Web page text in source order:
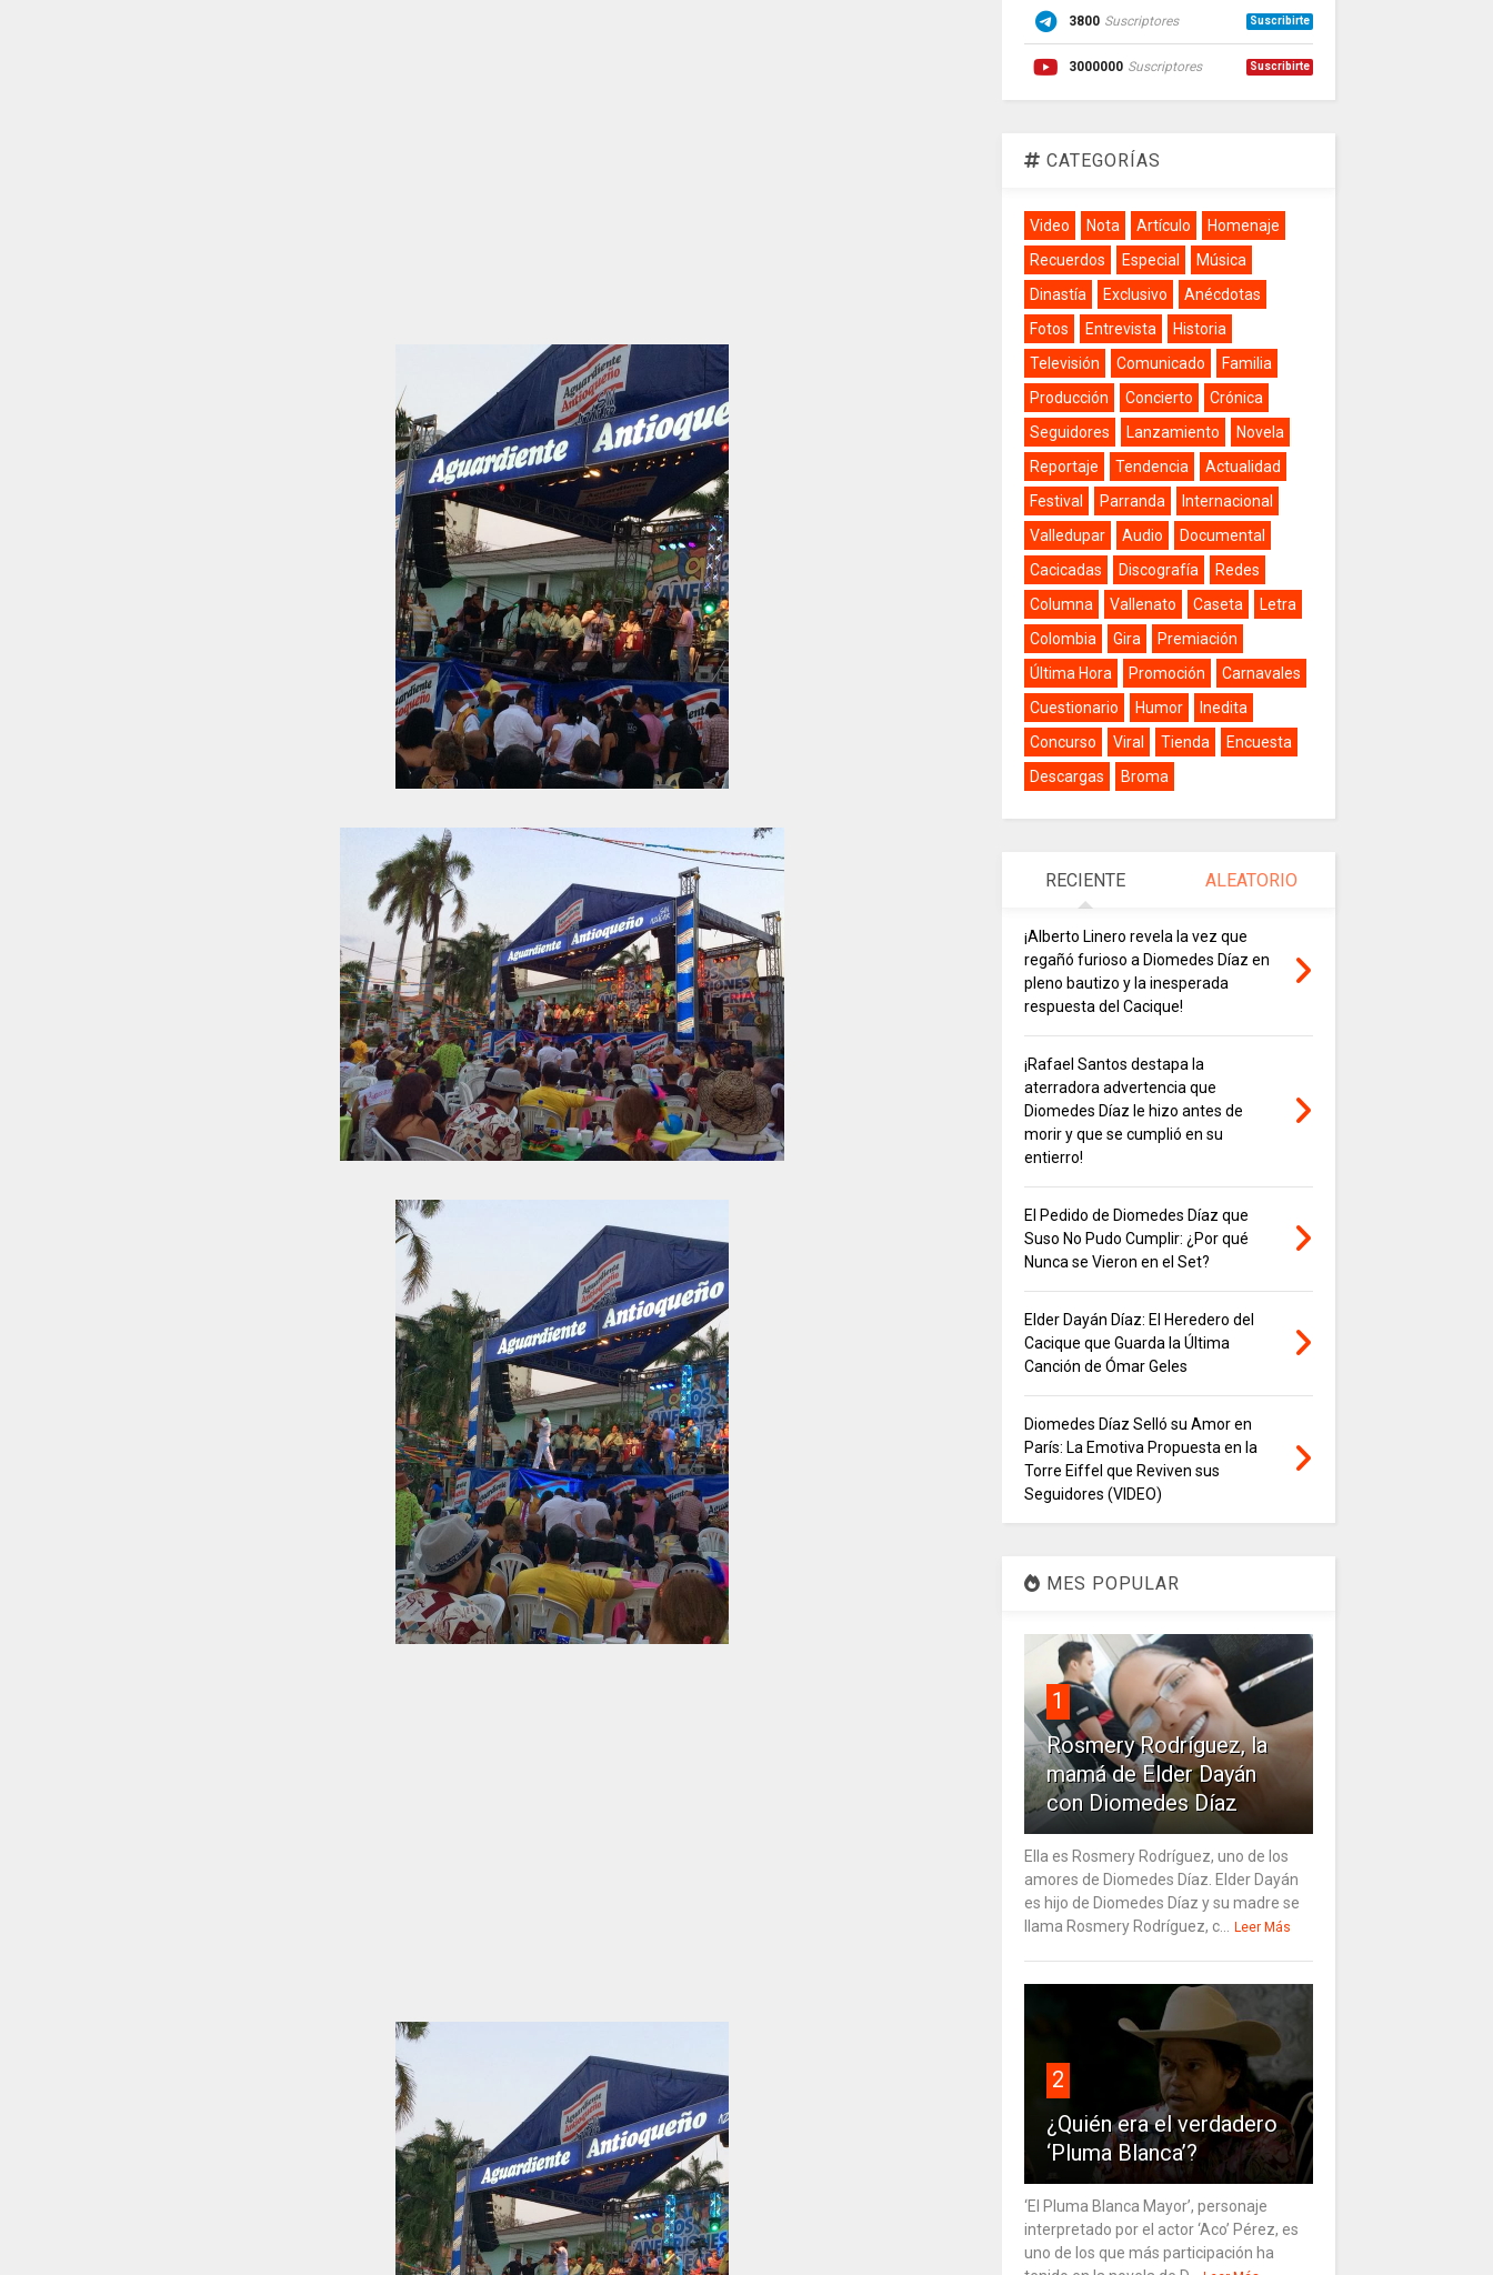
3800 Suscriptores Suscribirte
3000000 Suscriptores Suscribirte
CATEGORÍAS
Video Nota Artículo
Homenaje
Recuerdos
Especial
Música
Dinastía
Exclusivo
Anécdotas
Fotos
Entrevista
Historia
Televisión
Comunicado
Familia
Producción
Concierto
Crónica
Seguidores
Lanzamiento
Novela
Reportaje
Tendencia
Actualidad
Festival
Parranda
Internacional
Valledupar
Audio
Documental
Cacicadas
Discografía
Redes
Columna
Vallenato Caseta
Letra
Colombia
Gira
Premiación
Última Hora
Promoción
Carnavales
Cuestionario
Humor
Inedita
Concurso
Viral Tienda
Encuesta
Descargas
Broma
RECIENTE ALEATORIO
¡Alberto Linero revela la vez que
regañó furioso a Diomedes Díaz en
pleno bautizo y la inesperada
respuesta del Cacique!
¡Rafael Santos destapa la
aterradora advertencia que
Diomedes Díaz le hizo antes de
morir y que se cumplió en su
entierro!
El Pedido de Diomedes Díaz que
Suso No Pudo Cumplir: ¿Por qué
Nunca se Vieron en el Set?
Elder Dayán Díaz: El Heredero del
Cacique que Guarda la Última
Canción de Ómar Geles
Diomedes Díaz Selló su Amor en
París: La Emotiva Propuesta en la
Torre Eiffel que Reviven sus
Seguidores (VIDEO)
MES POPULAR
1
Rosmery Rodríguez, la
mamá de Elder Dayán
con Diomedes Díaz
Ella es Rosmery Rodríguez, uno de los
amores de Diomedes Díaz. Elder Dayán
es hijo de Diomedes Díaz y su madre se
llama Rosmery Rodríguez, c... Leer Más
2
¿Quién era el verdadero
‘Pluma Blanca’?
‘El Pluma Blanca Mayor’, personaje
interpretado por el actor ‘Aco’ Pérez, es
uno de los que más participación ha